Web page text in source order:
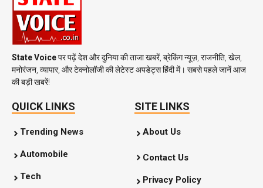
State Voiceपर पढ़ें देश और दुनिया की ताजा खबरें, ब्रेकिंग न्यूज़, राजनीति, खेल,
मनोरंजन, व्यापार, और टेक्नोलॉजी की लेटेस्ट अपडेट्स हिंदी में। सबसे पहले जानें आज
की बड़ी खबरें!
QUICK LINKS
Trending News
Automobile
Tech
SITE LINKS
About Us
Contact Us
Privacy Policy